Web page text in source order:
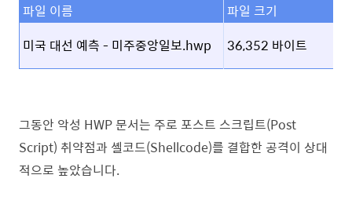
파일 이름 파일 크기
미국 대선 예측 - 미주중앙일보.hwp
36,352 바이트
그동안 악성 HWP 문서는 주로 포스트 스크립트(Post
Script) 취약점과 셸코드(Shellcode)를 결합한 공격이 상대
적으로 높았습니다.